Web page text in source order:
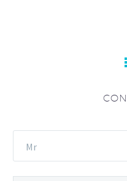
Mr